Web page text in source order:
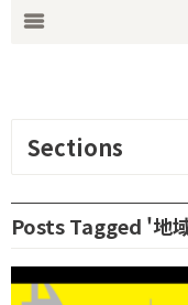
m
Sections
Posts Tagged '地